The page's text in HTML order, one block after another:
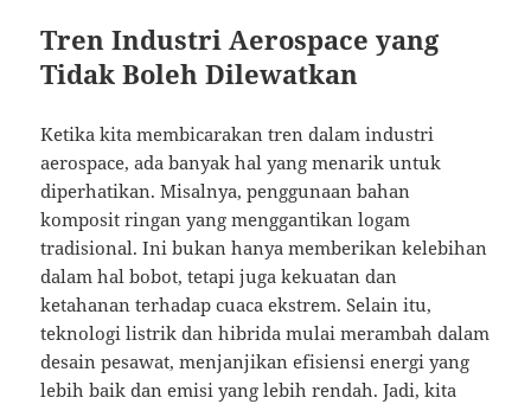
Tren Industri Aerospace yang
Tidak Boleh Dilewatkan
Ketika kita membicarakan tren dalam industri
aerospace, ada banyak hal yang menarik untuk
diperhatikan. Misalnya, penggunaan bahan
komposit ringan yang menggantikan logam
tradisional. Ini bukan hanya memberikan kelebihan
dalam hal bobot, tetapi juga kekuatan dan
ketahanan terhadap cuaca ekstrem. Selain itu,
teknologi listrik dan hibrida mulai merambah dalam
desain pesawat, menjanjikan efisiensi energi yang
lebih baik dan emisi yang lebih rendah. Jadi, kita